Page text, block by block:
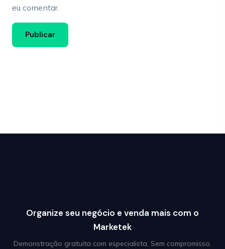
eu comentar.
Organize seu negócio e venda mais com o
Marketek
Demonstração gratuita com especialista. Sem compromisso.